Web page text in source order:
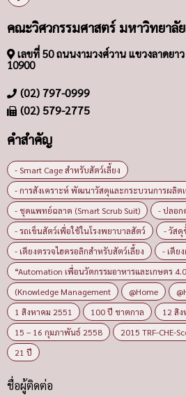
คณะวิศวกรรมศาสตร์ มหาวิทยาลั
เลขที่ 50 ถนนงามวงศ์วาน แขวงลาดยา
10900
(02) 797-0999
(02) 579-2775
คำสำคัญ
- Smart Cage สำหรับสัตว์เลี้ยง
- การสังเคราะห์ พัฒนาวัสดุและกระบวนการผลิต
- ชุดแพทย์ฉลาด (Smart Scrub Suit)
- ปลอก
- รถเข็นสัตว์เพื่อใช้ในโรงพยาบาลสัตว์
- วัสดุ
- เตียงตรวจไฮดรอลิกสำหรับสัตว์เลี้ยง
- เตีย
“Automation เพื่อนวัตกรรมอาหารและเกษตร
(Knowledge Management
@Home
1 สิงหาคม 2551
100 ปี ชาตกาล
12 สิ
15 – 16 กุมภาพันธ์ 2558
2015 TRF-CHE-
21 ปี
ชื่อผู้ติดต่อ